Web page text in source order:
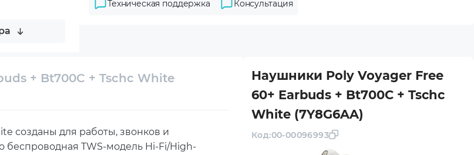
Техническая поддержка Консультация
+ Bt700C + Tschc White
созданы для работы, звонков и
беспроводная TWS-модель Hi-Fi/High-
Наушники Poly Voyager Free
60+ Earbuds + Bt700C + Tschc
White (7Y8G6AA)
Код:00-00096993